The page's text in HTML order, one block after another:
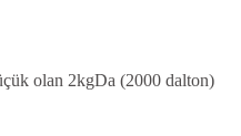
olan 2kgDa (2000 dalton)